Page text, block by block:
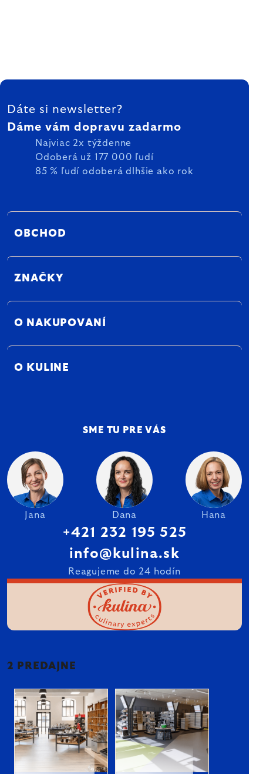
ZÁPÄTIE
Dáte si newsletter?
Dáme vám dopravu zadarmo
Najviac 2x týždenne
Odoberá už 177 000 ľudí
85 % ľudí odoberá dlhšie ako rok
OBCHOD
ZNAČKY
O NAKUPOVANÍ
O KULINE
SME TU PRE VÁS
Jana Dana Hana
+421 232 195 525
info@kulina.sk
Reagujeme do 24 hodín
2 PREDAJNE